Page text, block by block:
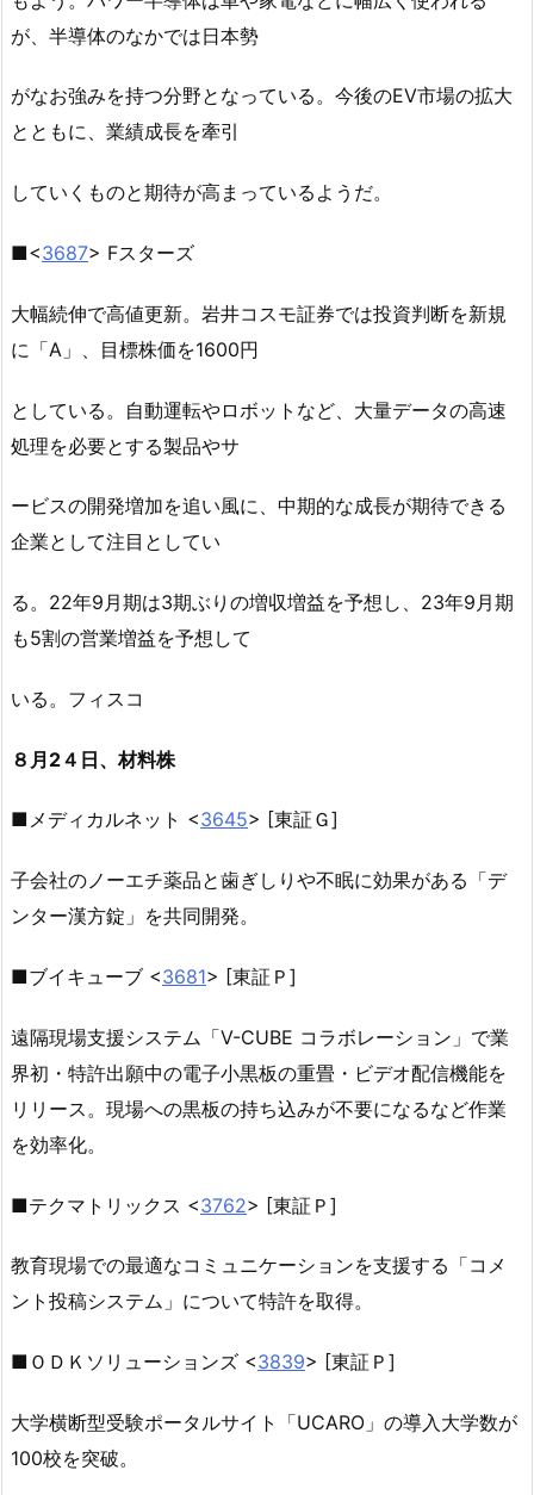
が、半導体のなかでは日本勢
がなお強みを持つ分野となっている。今後のEV市場の拡大
とともに、業績成長を牽引
していくものと期待が高まっているようだ。
■<3687> Fスターズ
大幅続伸で高値更新。岩井コスモ証券では投資判断を新規
に「A」、目標株価を1600円
としている。自動運転やロボットなど、大量データの高速
処理を必要とする製品やサ
ービスの開発増加を追い風に、中期的な成長が期待できる
企業として注目としてい
る。22年9月期は3期ぶりの増収増益を予想し、23年9月期
も5割の営業増益を予想して
いる。フィスコ
８月2４日、材料株
■メディカルネット <3645> [東証Ｇ]
子会社のノーエチ薬品と歯ぎしりや不眠に効果がある「デ
ンター漢方錠」を共同開発。
■ブイキューブ <3681> [東証Ｐ]
遠隔現場支援システム「V-CUBE コラボレーション」で業
界初・特許出願中の電子小黒板の重畳・ビデオ配信機能を
リリース。現場への黒板の持ち込みが不要になるなど作業
を効率化。
■テクマトリックス <3762> [東証Ｐ]
教育現場での最適なコミュニケーションを支援する「コメ
ント投稿システム」について特許を取得。
■ＯＤＫソリューションズ <3839> [東証Ｐ]
大学横断型受験ポータルサイト「UCARO」の導入大学数が
100校を突破。